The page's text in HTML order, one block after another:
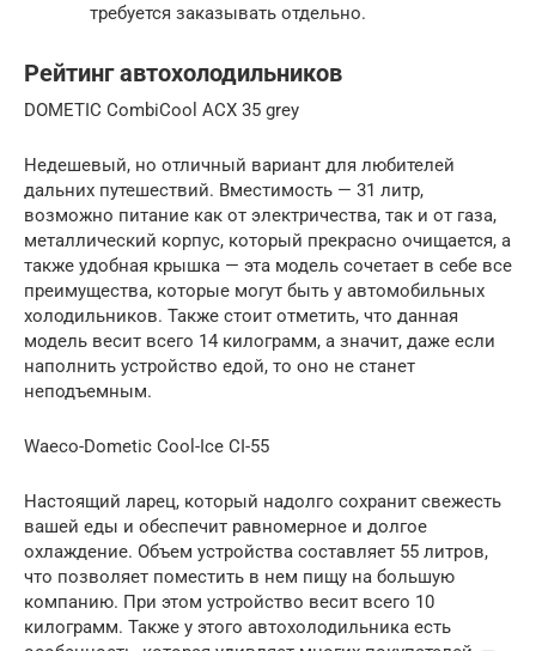
требуется заказывать отдельно.
Рейтинг автохолодильников
DOMETIC CombiCool ACX 35 grey
Недешевый, но отличный вариант для любителей
дальних путешествий. Вместимость — 31 литр,
возможно питание как от электричества, так и от газа,
металлический корпус, который прекрасно очищается, а
также удобная крышка — эта модель сочетает в себе все
преимущества, которые могут быть у автомобильных
холодильников. Также стоит отметить, что данная
модель весит всего 14 килограмм, а значит, даже если
наполнить устройство едой, то оно не станет
неподъемным.
Waeco-Dometic Cool-Ice CI-55
Настоящий ларец, который надолго сохранит свежесть
вашей еды и обеспечит равномерное и долгое
охлаждение. Объем устройства составляет 55 литров,
что позволяет поместить в нем пищу на большую
компанию. При этом устройство весит всего 10
килограмм. Также у этого автохолодильника есть